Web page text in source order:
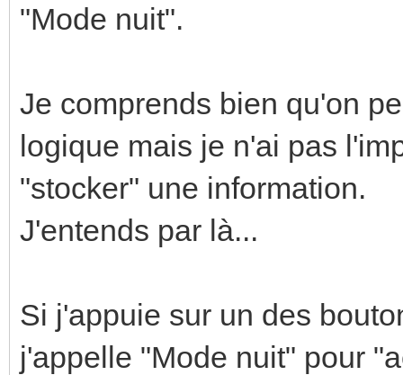
"Mode nuit".
Je comprends bien qu'on
logique mais je n'ai pas
"stocker" une information.
J'entends par là...
Si j'appuie sur un des
j'appelle "Mode nuit" pour